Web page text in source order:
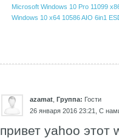
Microsoft Windows 10 Pro 11099
Windows 10 x64 10586 AIO 6in1
azamat Группа: Гости
26 января 2016 23:21, С
привет yahoo этот